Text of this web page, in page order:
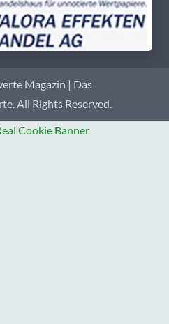
Magazin | Das
All Rights Reserved.
Cookie Banner